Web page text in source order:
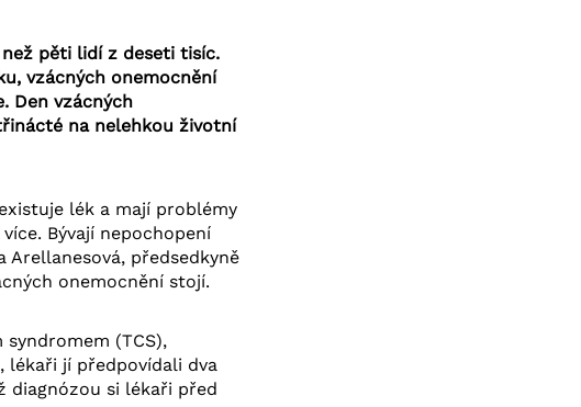
pěti lidí z deseti tisíc.
vzácných onemocnění
Den vzácných
na nelehkou životní
lék a mají problémy
Bývají nepochopení
Arellanesová, předsedkyně
onemocnění stojí.
(TCS),
lékaři jí předpovídali dva
diagnózou si lékaři před